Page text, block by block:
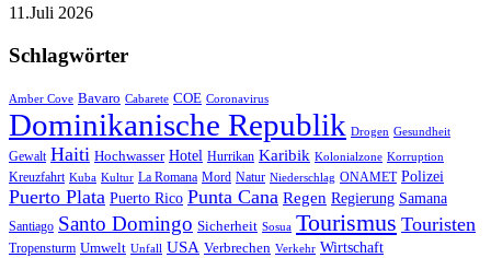
11.Juli 2026
Schlagwörter
Amber Cove Bavaro Cabarete COE Coronavirus
Dominikanische Republik Drogen Gesundheit
Gewalt Haiti Hochwasser Hotel Hurrikan Karibik Kolonialzone Korruption
Kreuzfahrt Kuba Kultur La Romana Mord Natur Niederschlag ONAMET Polizei
Puerto Plata Puerto Rico Punta Cana Regen Regierung Samana
Santiago Santo Domingo Sicherheit Sosua Tourismus Touristen
Tropensturm Umwelt Unfall USA Verbrechen Verkehr Wirtschaft